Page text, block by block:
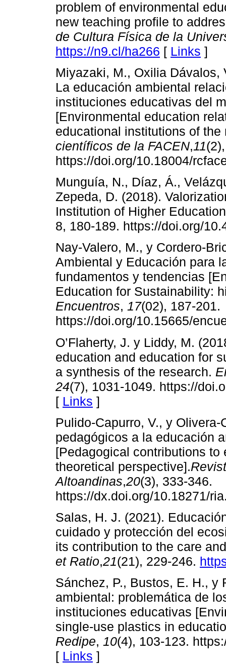
problem of environmental
new teaching profile to
de Cultura Física de la
https://n9.cl/ha266 [ Links ]
Miyazaki, M., Oxilia Dávalos,
La educación ambiental
instituciones educativas del
[Environmental education
educational institutions of
científicos de la FACEN,11
https://doi.org/10.18004/
Munguía, N., Díaz, Á.,
Zepeda, D. (2018).
Institution of Higher
8, 180-189. https://doi.org/
Nay-Valero, M., y Cordero-
Ambiental y Educación para
fundamentos y tendencias
Education for Sustainability:
Encuentros, 17(02), 187-201.
https://doi.org/10.15665/
O’Flaherty, J. y Liddy, M.
education and education for
a synthesis of the research.
24(7), 1031-1049. https://
[ Links ]
Pulido-Capurro, V., y
pedagógicos a la educación
[Pedagogical contributions
theoretical perspective].
Altoandinas,20(3), 333-346.
https://dx.doi.org/10.18271/
Salas, H. J. (2021).
cuidado y protección del
its contribution to the care
et Ratio,21(21), 229-246.
Sánchez, P., Bustos, E. H., y
ambiental: problemática de
instituciones educativas
single-use plastics in
Redipe, 10(4), 103-123.
[ Links ]